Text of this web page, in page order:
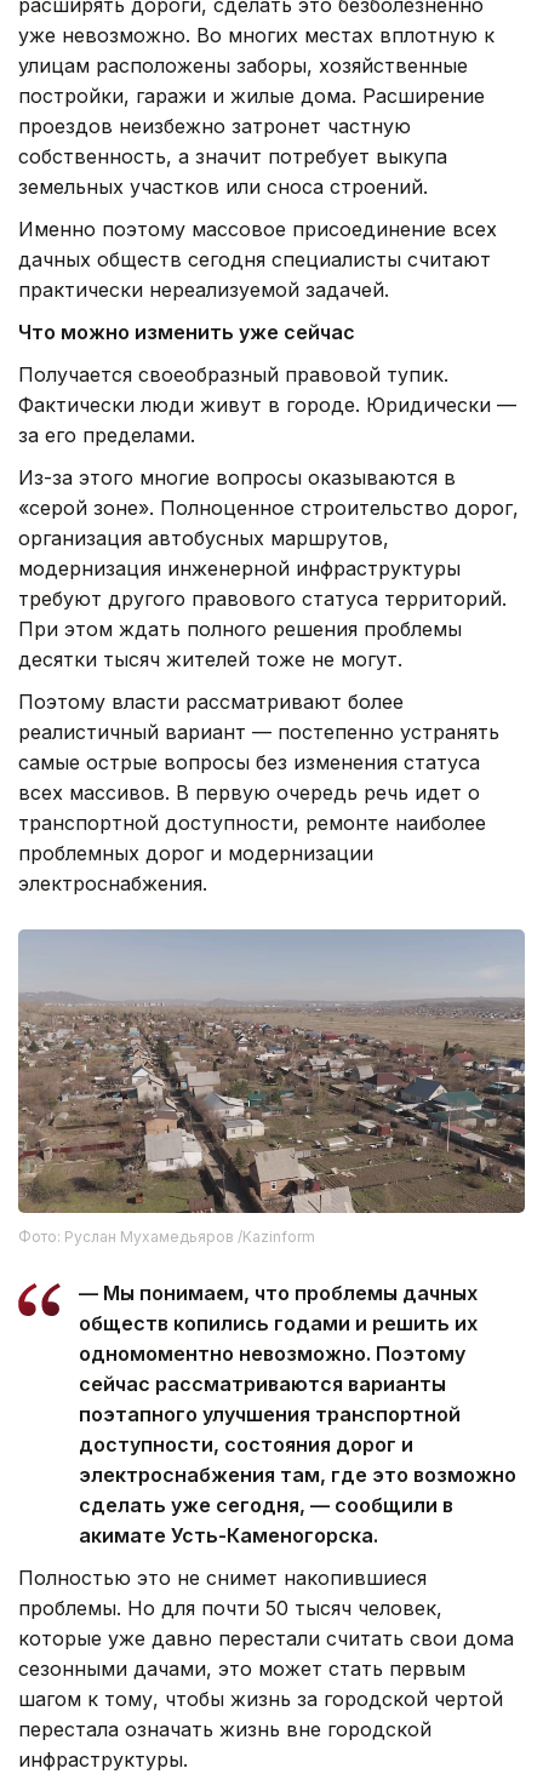
уже невозможно. Во многих местах вплотную к
улицам расположены заборы, хозяйственные
постройки, гаражи и жилые дома. Расширение
проездов неизбежно затронет частную
собственность, а значит потребует выкупа
земельных участков или сноса строений.
Именно поэтому массовое присоединение всех
дачных обществ сегодня специалисты считают
практически нереализуемой задачей.
Что можно изменить уже сейчас
Получается своеобразный правовой тупик.
Фактически люди живут в городе. Юридически —
за его пределами.
Из-за этого многие вопросы оказываются в
«серой зоне». Полноценное строительство дорог,
организация автобусных маршрутов,
модернизация инженерной инфраструктуры
требуют другого правового статуса территорий.
При этом ждать полного решения проблемы
десятки тысяч жителей тоже не могут.
Поэтому власти рассматривают более
реалистичный вариант — постепенно устранять
самые острые вопросы без изменения статуса
всех массивов. В первую очередь речь идет о
транспортной доступности, ремонте наиболее
проблемных дорог и модернизации
электроснабжения.
Фото: Руслан Мухамедьяров /Kazinform
— Мы понимаем, что проблемы дачных
обществ копились годами и решить их
одномоментно невозможно. Поэтому
сейчас рассматриваются варианты
поэтапного улучшения транспортной
доступности, состояния дорог и
электроснабжения там, где это возможно
сделать уже сегодня, — сообщили в
акимате Усть-Каменогорска.
Полностью это не снимет накопившиеся
проблемы. Но для почти 50 тысяч человек,
которые уже давно перестали считать свои дома
сезонными дачами, это может стать первым
шагом к тому, чтобы жизнь за городской чертой
перестала означать жизнь вне городской
инфраструктуры.